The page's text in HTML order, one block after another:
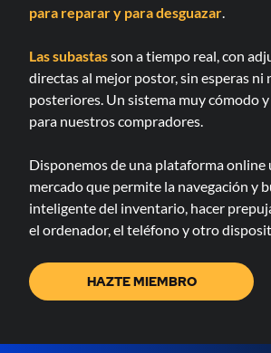
para reparary para desguazar
Las subastasson a tiempo real, con
directas al mejor postor, sin esperas ni
posteriores. Un sistema muy cómodo
para nuestros compradores.
Disponemos de una plataforma online
mercado que permite la navegación y
inteligente del inventario, hacer
el ordenador, el teléfono y otro
HAZTE MIEMBRO